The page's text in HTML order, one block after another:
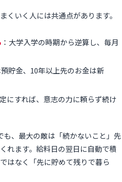
くいく人には共通点があります。
：大学入学の時期から逆算し、毎月
貯金、10年以上先のお金は新
にすれば、意志の力に頼らず続け
、最大の敵は「続かないこと」先
れます。給料日の翌日に自動で積
はなく「先に貯めて残りで暮ら